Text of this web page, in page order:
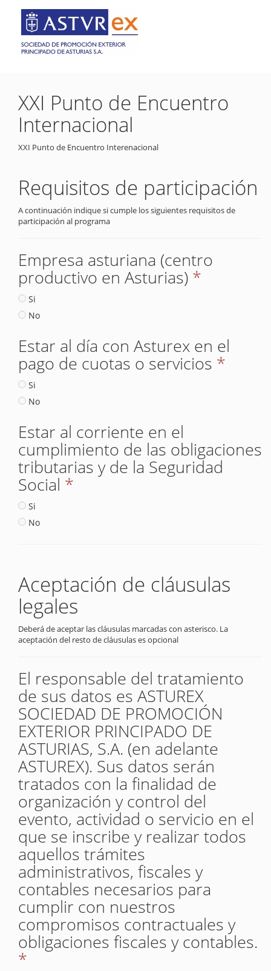
XXI Punto de Encuentro
Internacional
XXI Punto de Encuentro Interenacional
Requisitos de participación
A continuación indique si cumple los siguientes requisitos de
participación al programa
Empresa asturiana (centro
productivo en Asturias) *
Si
No
Estar al día con Asturex en el
pago de cuotas o servicios *
Si
No
Estar al corriente en el
cumplimiento de las obligaciones
tributarias y de la Seguridad
Social *
Si
No
Aceptación de cláusulas
legales
Deberá de aceptar las cláusulas marcadas con asterisco. La
aceptación del resto de cláusulas es opcional
El responsable del tratamiento
de sus datos es ASTUREX
SOCIEDAD DE PROMOCIÓN
EXTERIOR PRINCIPADO DE
ASTURIAS, S.A. (en adelante
ASTUREX). Sus datos serán
tratados con la finalidad de
organización y control del
evento, actividad o servicio en el
que se inscribe y realizar todos
aquellos trámites
administrativos, fiscales y
contables necesarios para
cumplir con nuestros
compromisos contractuales y
obligaciones fiscales y contables.
*